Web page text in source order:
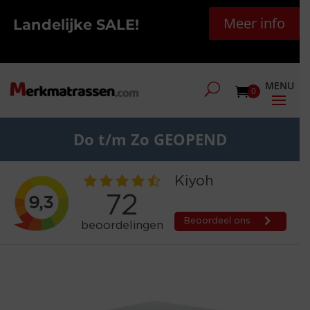
Landelijke SALE! Meer info
0
Do t/m Zo GEOPEND